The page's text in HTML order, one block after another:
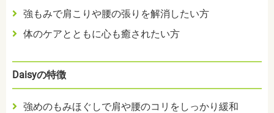
強もみで肩こりや腰の張りを解消したい方
体のケアとともに心も癒されたい方
Daisyの特徴
強めのもみほぐしで肩や腰のコリをしっかり緩和